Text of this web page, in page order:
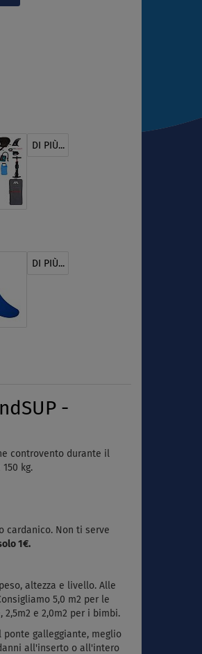
DI PIÙ...
DI PIÙ...
-
controvento durante il
kg.
cardanico. Non ti serve
1€.
altezza e livello. Alle
5,0 m2 per le
e 2,0m2 per i bimbi.
galleggiante, meglio
all'inserto o all'intero